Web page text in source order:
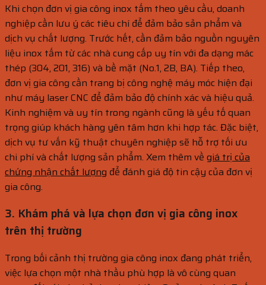
Khi chọn đơn vị gia công inox tấm theo yêu cầu, doanh
nghiệp cần lưu ý các tiêu chí để đảm bảo sản phẩm và
dịch vụ chất lượng. Trước hết, cần đảm bảo nguồn nguyên
liệu inox tấm từ các nhà cung cấp uy tín với đa dạng mác
thép (304, 201, 316) và bề mặt (No.1, 2B, BA). Tiếp theo,
đơn vị gia công cần trang bị công nghệ máy móc hiện đại
như máy laser CNC để đảm bảo độ chính xác và hiệu quả.
Kinh nghiệm và uy tín trong ngành cũng là yếu tố quan
trọng giúp khách hàng yên tâm hơn khi hợp tác. Đặc biệt,
dịch vụ tư vấn kỹ thuật chuyên nghiệp sẽ hỗ trợ tối ưu
chi phí và chất lượng sản phẩm. Xem thêm về giá trị của
chứng nhận chất lượng để đánh giá độ tin cậy của đơn vị
gia công.
3. Khám phá và lựa chọn đơn vị gia công inox
trên thị trường
Trong bối cảnh thị trường gia công inox đang phát triển,
việc lựa chọn một nhà thầu phù hợp là vô cùng quan